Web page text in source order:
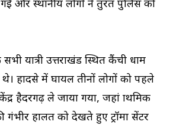
और स्थानीय लोगों ने तुरंत पुलिस को
यात्री उत्तराखंड स्थित कैंची धाम
हादसे में घायल तीनों लोगों को पहले
हैदरगढ़ ले जाया गया, जहां प्राथमिक
गंभीर हालत को देखते हुए ट्रॉमा सेंटर